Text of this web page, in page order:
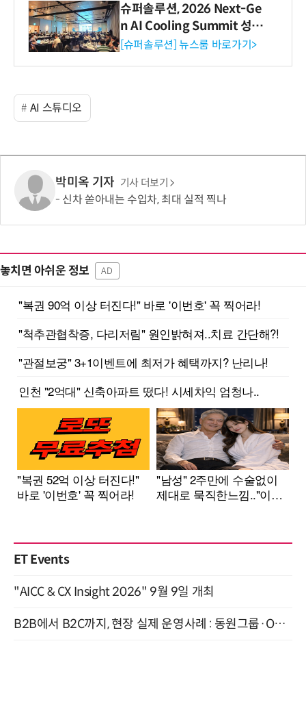
슈퍼솔루션, 2026 Next-Ge
n AI Cooling Summit 성황
리 성료
[슈퍼솔루션] 뉴스룸 바로가기>
AI 스튜디오
박미옥 기자 기사 더보기
신차 쏟아내는 수입차, 최대 실적 찍나
놓치면 아쉬운 정보 AD
ET Events
"AICC & CX Insight 2026" 9월 9일 개최
B2B에서 B2C까지, 현장 실제 운영사례 : 동원그룹·OCI·다이닝브랜즈그룹·당근 (8/27)